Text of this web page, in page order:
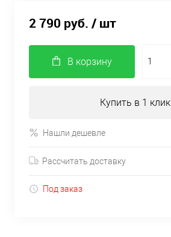
2 790 руб. / шт
В корзину
Купить в 1 клик
Нашли дешевле
Рассчитать доставку
Под заказ